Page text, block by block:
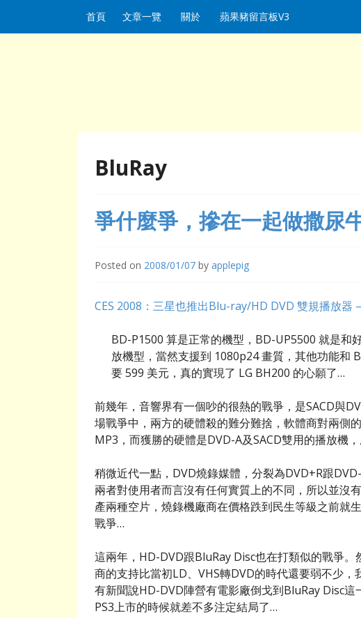
首頁 文章一覽 關於 蘋果豬留言板V3
BluRay
爭什麼爭，摻在一起做撒尿
Posted on 2008/01/07 by applepig
CES 2008：三星也推出Blu-ray/HD DVD 雙規播放器
BD-P1500 算是正常的機型，BD-UP5500 就是和
放機型，當然支援到 1080p24 畫質，其他功能和
要 599 美元，真的實現了 LG BH200 的心願了…
前幾年，音響界有一個吵的很熱的戰爭，是SACD與
場戰爭中，兩方的硬體殺的難分難捨，軟體商對兩側
MP3，而獲勝的硬體是DVD-A及SACD雙用的播放機
稍微近代一點，DVD燒錄媒體，分裂為DVD+R跟
兩者對使用者而言沒有任何實質上的不同，所以並沒
產兩種空片，燒錄機廠商在價格跌到民生等級之前就
戰爭…
這兩年，HD-DVD跟BluRay Disc也在打類似的戰爭
商的支持比當初LD、VHS轉DVD的時代還要弱不少
有新聞說HD-DVD陣營有電影廠倒戈到BluRay Disc
PS3上市的時候就差不多注定結局了…